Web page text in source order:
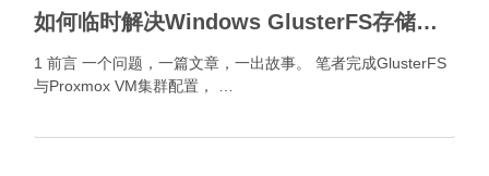
如何临时解决Windows GlusterFS存储启动异常？
1 前言 一个问题，一篇文章，一出故事。 笔者完成GlusterFS
与Proxmox VM集群配置， …